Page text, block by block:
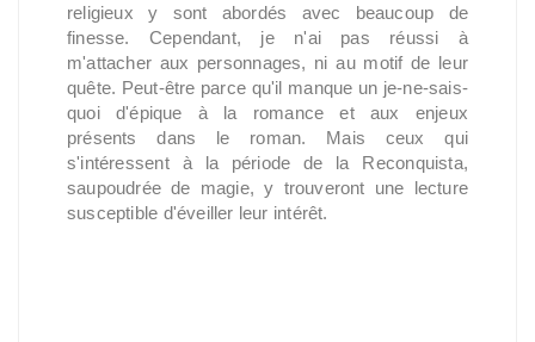
religieux y sont abordés avec beaucoup de
finesse. Cependant, je n'ai pas réussi à
m'attacher aux personnages, ni au motif de leur
quête. Peut-être parce qu'il manque un je-ne-sais-
quoi d'épique à la romance et aux enjeux
présents dans le roman. Mais ceux qui
s'intéressent à la période de la Reconquista,
saupoudrée de magie, y trouveront une lecture
susceptible d'éveiller leur intérêt.